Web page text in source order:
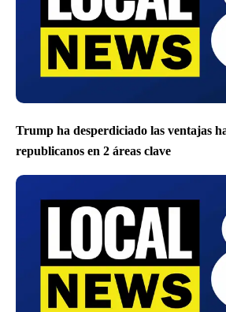
Trump ha desperdiciado las ventajas
republicanos en 2 áreas clave